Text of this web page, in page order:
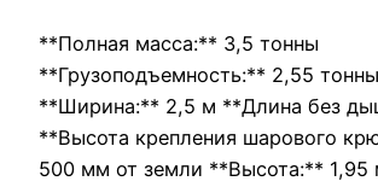
**Полная масса:** 3,5 тонны
**Грузоподъемность:** 2,55 тонны
**Ширина:** 2,5 м **Длина без
**Высота крепления шарового
500 мм от земли **Высота:**